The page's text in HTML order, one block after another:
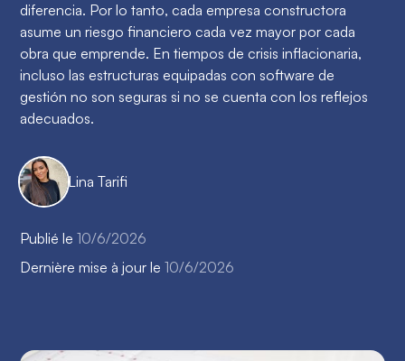
diferencia. Por lo tanto, cada empresa constructora
asume un riesgo financiero cada vez mayor por cada
obra que emprende. En tiempos de crisis inflacionaria,
incluso las estructuras equipadas con software de
gestión no son seguras si no se cuenta con los reflejos
adecuados.
Lina Tarifi
Publié le 10/6/2026
Dernière mise à jour le 10/6/2026